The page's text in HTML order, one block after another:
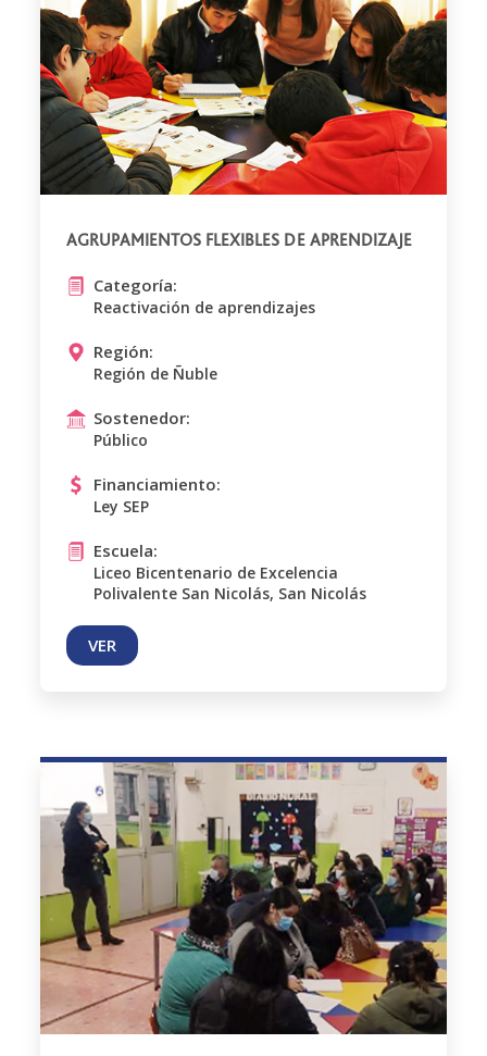
AGRUPAMIENTOS FLEXIBLES DE APRENDIZAJE
Categoría:
Reactivación de aprendizajes
Región:
Región de Ñuble
Sostenedor:
Público
Financiamiento:
Ley SEP
Escuela:
Liceo Bicentenario de Excelencia
Polivalente San Nicolás, San Nicolás
VER